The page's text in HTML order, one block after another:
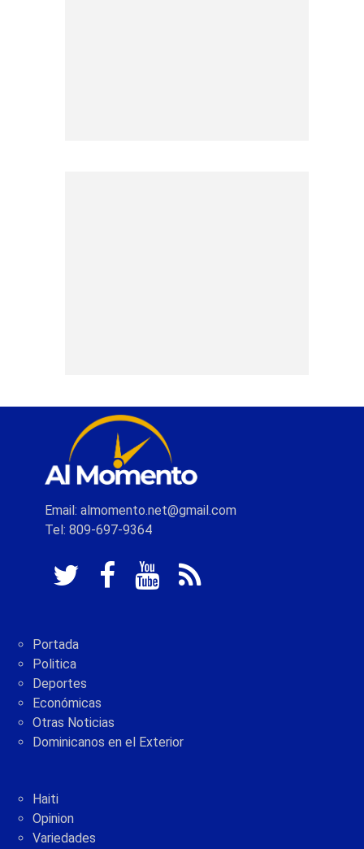
Email: almomento.net@gmail.com
Tel: 809-697-9364
Portada
Politica
Deportes
Económicas
Otras Noticias
Dominicanos en el Exterior
Haiti
Opinion
Variedades